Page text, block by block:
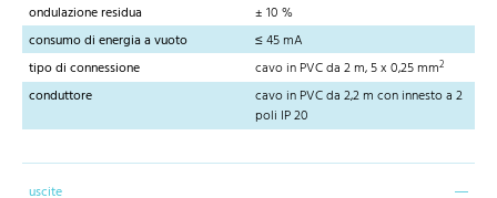
ondulazione residua
± 10 %
consumo di energia a vuoto
≤ 45 mA
tipo di connessione
cavo in PVC da 2 m, 5 x 0,25 mm2
conduttore
cavo in PVC da 2,2 m con innesto a 2
poli IP 20
uscite